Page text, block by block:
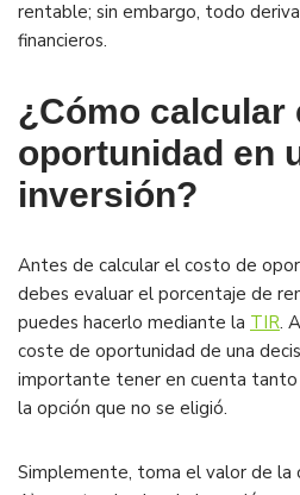
rentable; sin embargo, todo
financieros.
¿Cómo calcular
oportunidad en
inversión?
Antes de calcular el costo de
debes evaluar el porcentaje de
puedes hacerlo mediante la TIR.
coste de oportunidad de una
importante tener en cuenta tanto
la opción que no se eligió.
Simplemente, toma el valor de la